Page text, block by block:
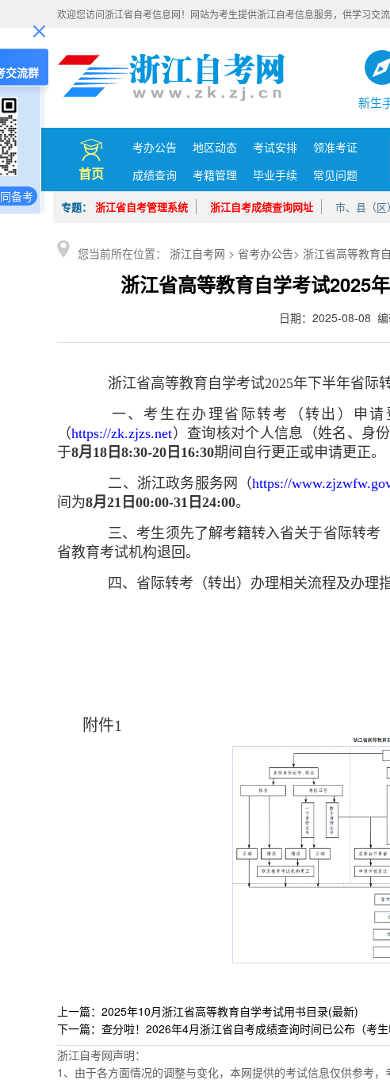
欢迎您访问浙江省自考信息网！网站为考生提供浙江自考信息服务，供学习交
新生
首页
考办公告 地区动态 考试安排
领准考证
成绩查询
考籍管理 毕业手续 常见问题
专题： 浙江省自考管理系统 浙江自考成绩查询网址 市、县（
交流群
备考
您当前所在位置： 浙江自考网 > 省考办公告> 浙江省高等教育
浙江省高等教育自学考试2025
日期：2025-08-08 编
浙江省高等教育自学考试2025年下半年省际转
一、考生在办理省际转考（转出）申请
（https://zk.zjzs.net） 查询核对个人信息（姓名、身
于8月18日8:30-20日16:30期间自行更正或申请更正。
二、浙江政务服务网（https://
间为8月21日00:00-31日24:00。
三、考生须先了解考籍转入省关于省际转考
省教育考试机构退回。
四、省际转考（转出）办理相关流程及办理指
附件1
上一篇：2025年10月浙江省高等教育自学考试用书目录(最新)
下一篇：查分啦！2026年4月浙江省自考成绩查询时间已公布（考生
浙江自考网声明：
1、由于各方面情况的调整与变化，本网提供的考试信息仅供参考，